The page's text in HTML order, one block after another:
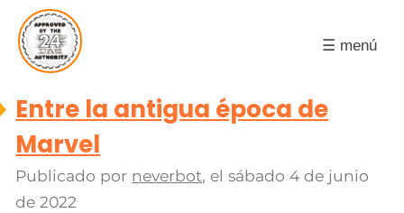
☰ menú
Entre la antigua época de
Marvel
Publicado por neverbot, elsábado 4 de junio
de 2022